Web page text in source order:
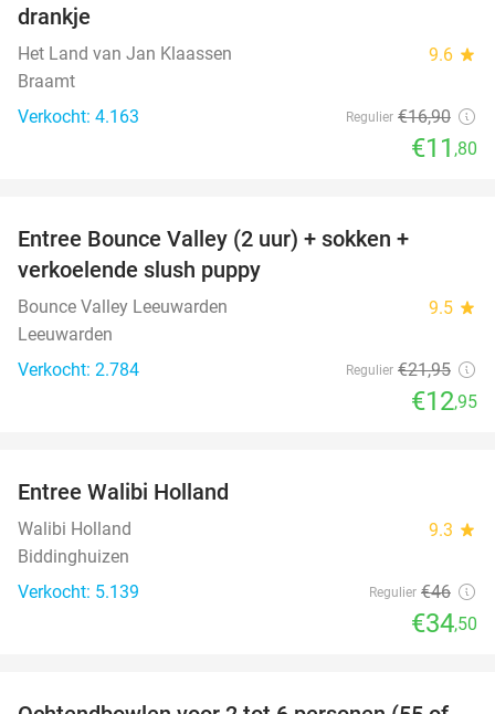
drankje
Het Land van Jan Klaassen 9.6 star
Braamt
Verkocht: 4.163
Regulier €16,90
€11 ,80
Entree Bounce Valley (2 uur) + sokken +
verkoelende slush puppy
Bounce Valley Leeuwarden 9.5 star
Leeuwarden
Verkocht: 2.784
Regulier €21,95
€12,95
Entree Walibi Holland
Walibi Holland 9.3 star
Biddinghuizen
Verkocht: 5.139
Regulier €46
€34,50